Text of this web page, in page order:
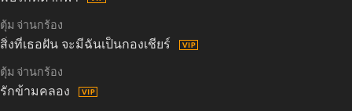
ตุ้ม จ่านกร้อง
สิ่งที่เธอฝัน จะมีฉันเป็นกองเชียร์
ตุ้ม จ่านกร้อง
รักข้ามคลอง